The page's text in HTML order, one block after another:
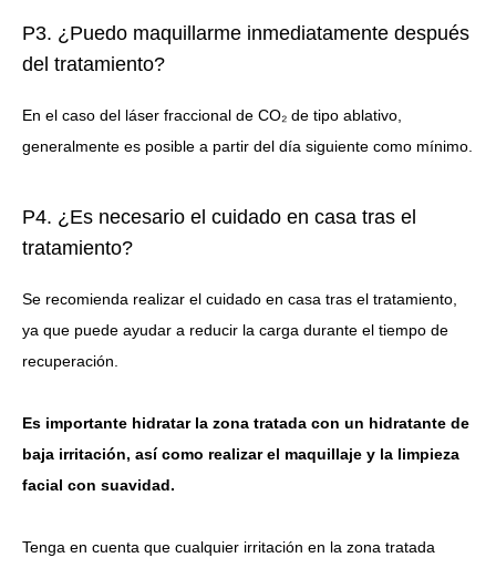
P3. ¿Puedo maquillarme inmediatamente después
del tratamiento?
En el caso del láser fraccional de CO₂ de tipo ablativo,
generalmente es posible a partir del día siguiente como mínimo.
P4. ¿Es necesario el cuidado en casa tras el
tratamiento?
Se recomienda realizar el cuidado en casa tras el tratamiento,
ya que puede ayudar a reducir la carga durante el tiempo de
recuperación.
Es importante hidratar la zona tratada con un hidratante de
baja irritación, así como realizar el maquillaje y la limpieza
facial con suavidad.
Tenga en cuenta que cualquier irritación en la zona tratada